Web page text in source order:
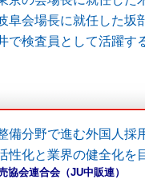
阜会場長に就任した坂
で検査員として活躍す
備分野で進む外国人採
性化と業界の健全化
協会連合会（JU中販連）